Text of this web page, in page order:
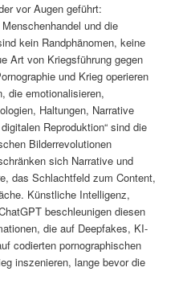
vor Augen geführt:
und die
kein Randphänomen, keine
Art von Kriegsführung gegen
und Krieg operieren
die emotionalisieren,
Haltungen, Narrative
Reproduktion“ sind die
Bilderrevolutionen
sich Narrative und
das Schlachtfeld zum Content,
Künstliche Intelligenz,
beschleunigen diesen
die auf Deepfakes, KI-
codierten pornographischen
inszenieren, lange bevor die